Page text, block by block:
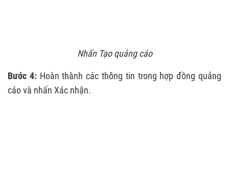
Nhấn Tạo quảng cáo
Bước 4: Hoàn thành các thông tin trong hợp đồng quảng
cáo và nhấn Xác nhận.